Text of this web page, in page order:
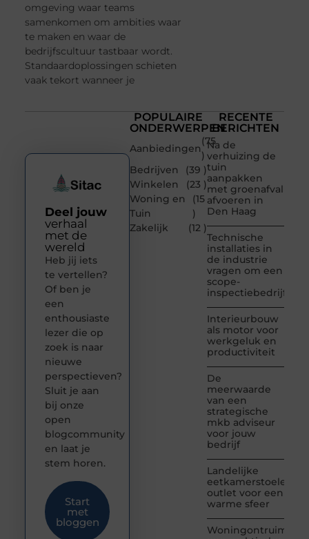
omgeving waar teams
samenkomen om ambities waar
te maken en waar de
bedrijfscultuur tastbaar wordt.
Standaardoplossingen schieten
vaak tekort wanneer je
POPULAIRE
ONDERWERPEN
Aanbiedingen
(75
)
Bedrijven
(39 )
Winkelen
(23 )
Woning en
Tuin
(15
)
Zakelijk
(12 )
RECENTE
BERICHTEN
Na de
verhuizing de
tuin
aanpakken
met groenafval
afvoeren in
Den Haag
Technische
installaties in
de industrie
vragen om een
scope-
inspectiebedrijf
Interieurbouw
als motor voor
werkgeluk en
productiviteit
De
meerwaarde
van een
strategische
mkb adviseur
voor jouw
bedrijf
Landelijke
eetkamerstoelen
outlet voor een
warme sfeer
Woningontruiming:
Deel jouw
verhaal
met de
wereld
Heb jij iets
te vertellen?
Of ben je
een
enthousiaste
lezer die op
zoek is naar
nieuwe
perspectieven?
Sluit je aan
bij onze
open
blogcommunity
en laat je
stem horen.
Start
met
bloggen